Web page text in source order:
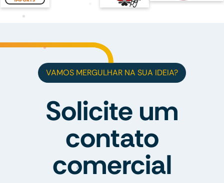
VAMOS MERGULHAR NA SUA IDEIA?
Solicite um
contato
comercial